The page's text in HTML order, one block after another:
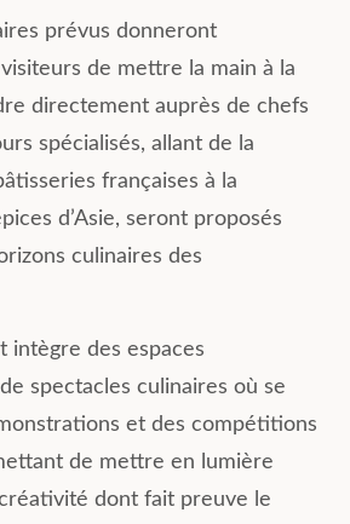
prévus donneront
visiteurs de mettre la main à la
directement auprès de chefs
spécialisés, allant de la
françaises à la
d’Asie, seront proposés
culinaires des
intègre des espaces
spectacles culinaires où se
et des compétitions
de mettre en lumière
créativité dont fait preuve le